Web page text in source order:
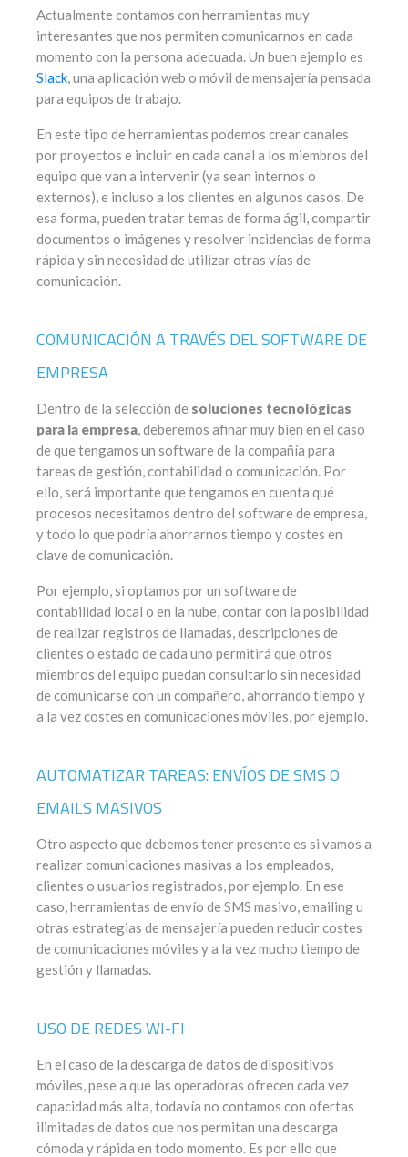
Actualmente contamos con herramientas muy
interesantes que nos permiten comunicarnos en cada
momento con la persona adecuada. Un buen ejemplo es
Slack, una aplicación web o móvil de mensajería pensada
para equipos de trabajo.
En este tipo de herramientas podemos crear canales
por proyectos e incluir en cada canal a los miembros del
equipo que van a intervenir (ya sean internos o
externos), e incluso a los clientes en algunos casos. De
esa forma, pueden tratar temas de forma ágil, compartir
documentos o imágenes y resolver incidencias de forma
rápida y sin necesidad de utilizar otras vías de
comunicación.
COMUNICACIÓN A TRAVÉS DEL SOFTWARE DE
EMPRESA
Dentro de la selección de soluciones tecnológicas
para la empresa, deberemos afinar muy bien en el caso
de que tengamos un software de la compañía para
tareas de gestión, contabilidad o comunicación. Por
ello, será importante que tengamos en cuenta qué
procesos necesitamos dentro del software de empresa,
y todo lo que podría ahorrarnos tiempo y costes en
clave de comunicación.
Por ejemplo, si optamos por un software de
contabilidad local o en la nube, contar con la posibilidad
de realizar registros de llamadas, descripciones de
clientes o estado de cada uno permitirá que otros
miembros del equipo puedan consultarlo sin necesidad
de comunicarse con un compañero, ahorrando tiempo y
a la vez costes en comunicaciones móviles, por ejemplo.
AUTOMATIZAR TAREAS: ENVÍOS DE SMS O
EMAILS MASIVOS
Otro aspecto que debemos tener presente es si vamos a
realizar comunicaciones masivas a los empleados,
clientes o usuarios registrados, por ejemplo. En ese
caso, herramientas de envío de SMS masivo, emailing u
otras estrategias de mensajería pueden reducir costes
de comunicaciones móviles y a la vez mucho tiempo de
gestión y llamadas.
USO DE REDES WI-FI
En el caso de la descarga de datos de dispositivos
móviles, pese a que las operadoras ofrecen cada vez
capacidad más alta, todavía no contamos con ofertas
ilimitadas de datos que nos permitan una descarga
cómoda y rápida en todo momento. Es por ello que